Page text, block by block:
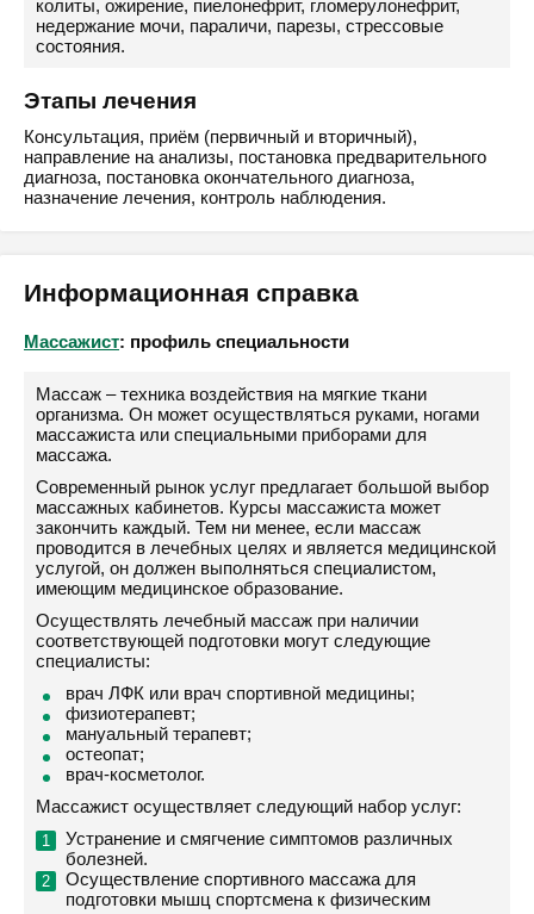
колиты, ожирение, пиелонефрит, гломерулонефрит,
недержание мочи, параличи, парезы, стрессовые
состояния.
Этапы лечения
Консультация, приём (первичный и вторичный),
направление на анализы, постановка предварительного
диагноза, постановка окончательного диагноза,
назначение лечения, контроль наблюдения.
Информационная справка
Массажист: профиль специальности
Массаж – техника воздействия на мягкие ткани
организма. Он может осуществляться руками, ногами
массажиста или специальными приборами для
массажа.
Современный рынок услуг предлагает большой выбор
массажных кабинетов. Курсы массажиста может
закончить каждый. Тем ни менее, если массаж
проводится в лечебных целях и является медицинской
услугой, он должен выполняться специалистом,
имеющим медицинское образование.
Осуществлять лечебный массаж при наличии
соответствующей подготовки могут следующие
специалисты:
врач ЛФК или врач спортивной медицины;
физиотерапевт;
мануальный терапевт;
остеопат;
врач-косметолог.
Массажист осуществляет следующий набор услуг:
Устранение и смягчение симптомов различных
болезней.
Осуществление спортивного массажа для
подготовки мышц спортсмена к физическим